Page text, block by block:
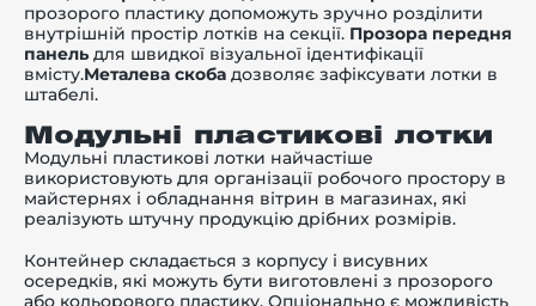
прозорого пластику допоможуть зручно розділити
внутрішній простір лотків на секції. Прозора передня
панель для швидкої візуальної ідентифікації
вмісту.Металева скоба дозволяє зафіксувати лотки в
штабелі.
Модульні пластикові лотки
Модульні пластикові лотки найчастіше
використовують для організації робочого простору в
майстернях і обладнання вітрин в магазинах, які
реалізують штучну продукцію дрібних розмірів.
Контейнер складається з корпусу і висувних
осередків, які можуть бути виготовлені з прозорого
або кольорового пластику. Опціонально є можливість